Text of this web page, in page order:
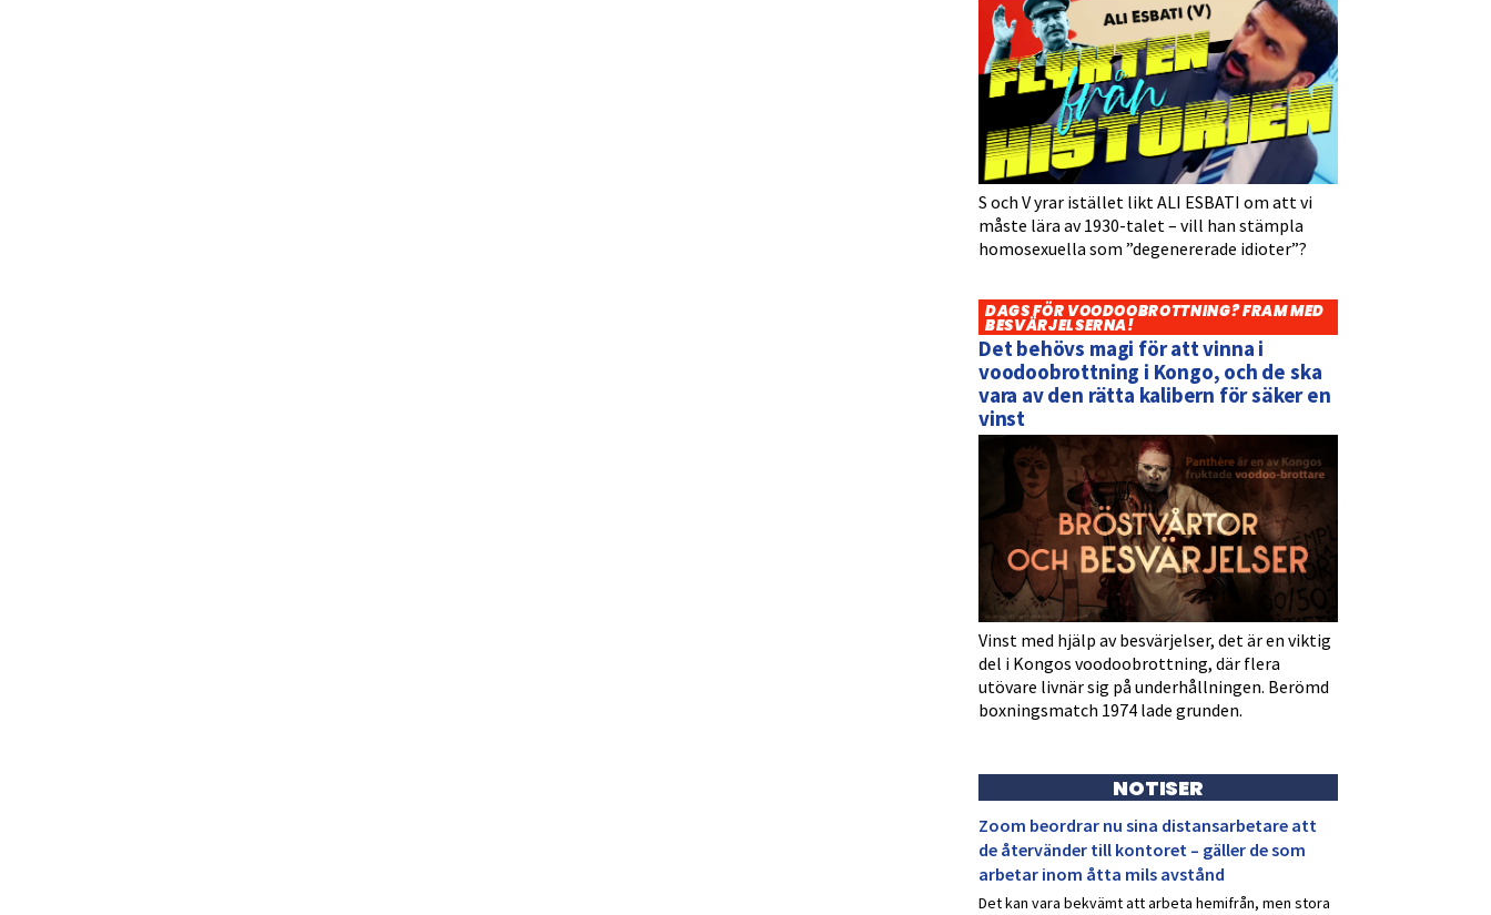
S och V yrar istället likt ALI ESBATI om att vi
måste lära av 1930-talet – vill han stämpla
homosexuella som ”degenererade idioter”?
DAGS FÖR VOODOOBROTTNING? FRAM MED
BESVÄRJELSERNA!
Det behövs magi för att vinna i
voodoobrottning i Kongo, och de ska
vara av den rätta kalibern för säker en
vinst
Vinst med hjälp av besvärjelser, det är en viktig
del i Kongos voodoobrottning, där flera
utövare livnär sig på underhållningen. Berömd
boxningsmatch 1974 lade grunden.
NOTISER
Zoom beordrar nu sina distansarbetare att
de återvänder till kontoret – gäller de som
arbetar inom åtta mils avstånd
Det kan vara bekvämt att arbeta hemifrån, men stora